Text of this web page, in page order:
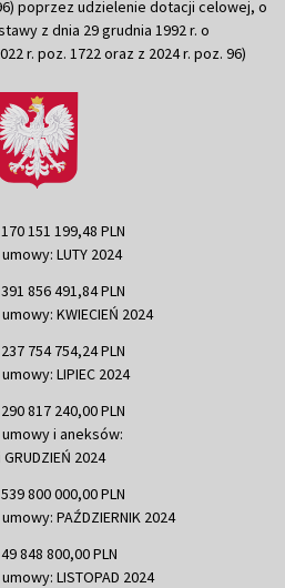
poprzez udzielenie dotacji celowej, o
z dnia 29 grudnia 1992 r. o
r. poz. 1722 oraz z 2024 r. poz. 96)
151 199,48 PLN
LUTY 2024
856 491,84 PLN
KWIECIEŃ 2024
754 754,24 PLN
LIPIEC 2024
817 240,00 PLN
i aneksów:
2024
800 000,00 PLN
PAŹDZIERNIK 2024
848 800,00 PLN
LISTOPAD 2024